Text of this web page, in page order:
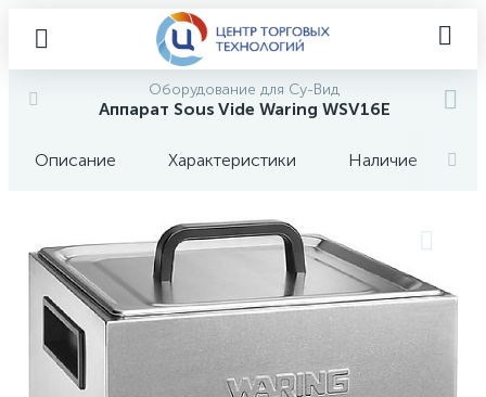
Оборудование для Су-Вид
Аппарат Sous Vide Waring WSV16E
Описание Характеристики Наличие